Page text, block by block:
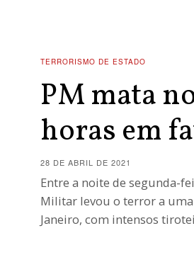
TERRORISMO DE ESTADO
PM mata
horas em
28 DE ABRIL DE 2021
Entre a noite de segunda-
Militar levou o terror a uma
Janeiro, com intensos